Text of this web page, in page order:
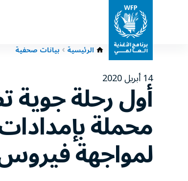
الرئيسية بيانات صحفية
14 أبريل 2020
أول رحلة جوية
محملة
لمواجهة فيروس